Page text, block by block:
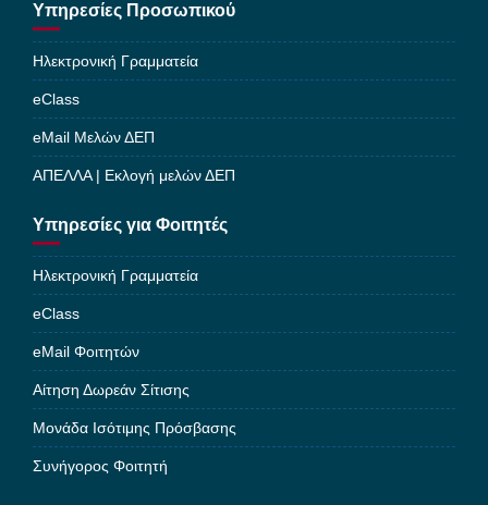
Υπηρεσίες Προσωπικού
Ηλεκτρονική Γραμματεία
eClass
eMail Μελών ΔΕΠ
ΑΠΕΛΛΑ | Εκλογή μελών ΔΕΠ
Υπηρεσίες για Φοιτητές
Ηλεκτρονική Γραμματεία
eClass
eMail Φοιτητών
Αίτηση Δωρεάν Σίτισης
Μονάδα Ισότιμης Πρόσβασης
Συνήγορος Φοιτητή